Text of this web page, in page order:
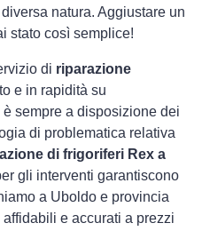
natura. Aggiustare un
stato così semplice!
di riparazione
e in rapidità su
sempre a disposizione dei
di problematica relativa
di frigoriferi Rex a
gli interventi garantiscono
a Uboldo e provincia
affidabili e accurati a prezzi